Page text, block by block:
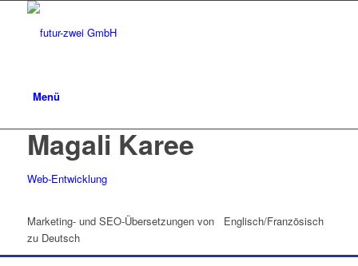
Menü
Magali Karee
Web-Entwicklung
Marketing- und SEO-Übersetzungen von Englisch/Französisch
zu Deutsch